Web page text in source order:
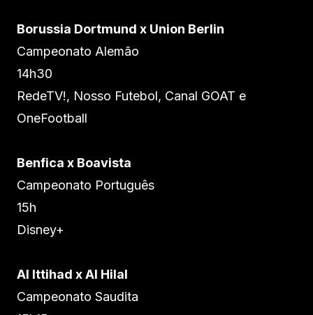
Borussia Dortmund x Union Berlin
Campeonato Alemão
14h30
RedeTV!, Nosso Futebol, Canal GOAT e
OneFootball
Benfica x Boavista
Campeonato Português
15h
Disney+
Al Ittihad x Al Hilal
Campeonato Saudita